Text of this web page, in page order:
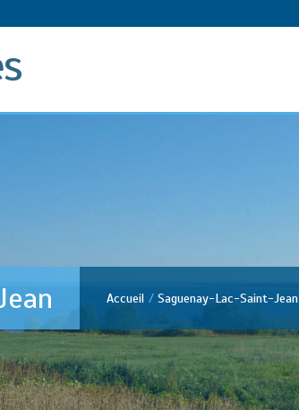
Accueil Saguenay-Lac-Saint-Jean